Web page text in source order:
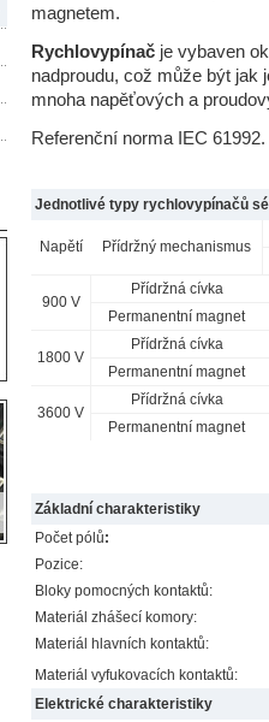
magnetem.
Rychlovypínač je vybaven
nadproudu, což může být jak
mnoha napěťových a
Referenční norma IEC 61992.
Jednotlivé typy rychlovypínačů
Napětí Přídržný mechanismus
900 V
Přídržná cívka
Permanentní magnet
1800 V
Přídržná cívka
Permanentní magnet
3600 V
Přídržná cívka
Permanentní magnet
Základní charakteristiky
Počet pólů:
Pozice:
Bloky pomocných kontaktů:
Materiál zhášecí komory:
Materiál hlavních kontaktů:
Materiál vyfukovacích kontaktů:
Elektrické charakteristiky